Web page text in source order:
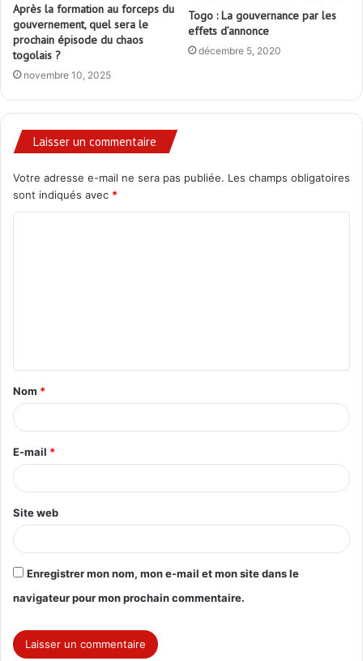
Après la formation au forceps du
gouvernement, quel sera le
prochain épisode du chaos
togolais ?
novembre 10, 2025
Togo : La gouvernance par les
effets d’annonce
décembre 5, 2020
Laisser un commentaire
Votre adresse e-mail ne sera pas publiée. Les champs obligatoires
sont indiqués avec *
t
a
e
*
Nom *
E-mail *
Site web
Enregistrer mon nom, mon e-mail et mon site dans le
navigateur pour mon prochain commentaire.